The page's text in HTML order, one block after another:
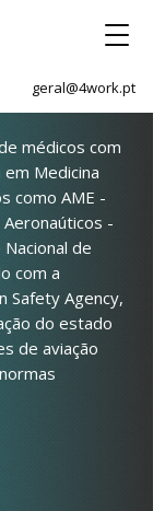
geral@4work.pt
médicos com
Medicina
como AME -
-
de
com a
Safety Agency,
do estado
de aviação